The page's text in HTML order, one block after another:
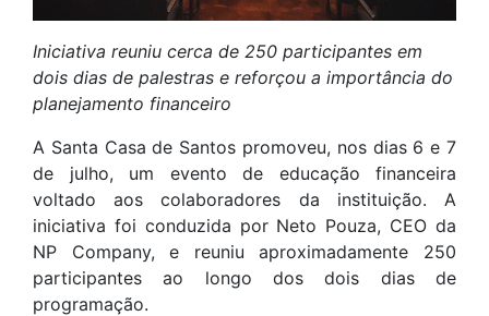
Iniciativa reuniu cerca de 250 participantes em
dois dias de palestras e reforçou a importância do
planejamento financeiro
A Santa Casa de Santos promoveu, nos dias 6 e 7
de julho, um evento de educação financeira
voltado aos colaboradores da instituição. A
iniciativa foi conduzida por Neto Pouza, CEO da
NP Company, e reuniu aproximadamente 250
participantes ao longo dos dois dias de
programação.